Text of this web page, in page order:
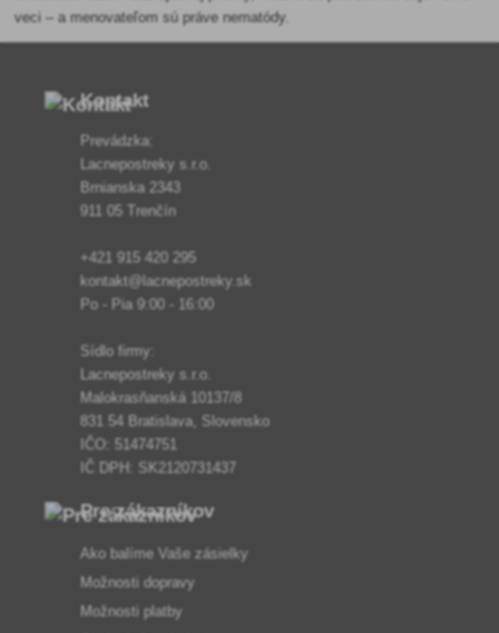
veci – a menovateľom sú práve nematódy.
Kontakt
Prevádzka:
Lacnepostreky s.r.o.
Brnianska 2343
911 05 Trenčín
+421 915 420 295
kontakt@lacnepostreky.sk
Po - Pia 9:00 - 16:00
Sídlo firmy:
Lacnepostreky s.r.o.
Malokrasňanská 10137/8
831 54 Bratislava, Slovensko
IČO: 51474751
IČ DPH: SK2120731437
Pre zákazníkov
Ako balíme Vaše zásielky
Možnosti dopravy
Možnosti platby